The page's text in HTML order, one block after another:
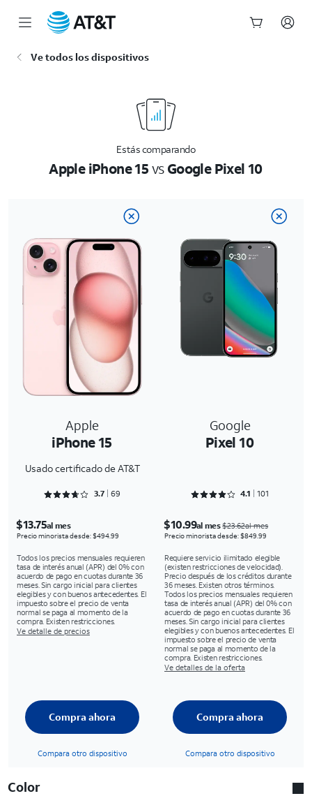
Ve todos los dispositivos
Estás comparando
Apple iPhone 15vsGoogle Pixel 10
Apple
iPhone 15
Usado certificado de AT&T
Google
Pixel 10
Rated 3.7246 out of 5
3.7 69 Rated 4.1287 out of 5
4.1 101
$13.75al mes
Precio minorista desde: $494.99
Todos los precios mensuales requieren
tasa de interés anual (APR) del 0% con
acuerdo de pago en cuotas durante 36
meses. Sin cargo inicial para clientes
elegibles y con buenos antecedentes. El
impuesto sobre el precio de venta
normal se paga al momento de la
compra. Existen restricciones.
Ve detalle de precios
$10.99al mes$23.62al mes
Precio minorista desde: $849.99
Requiere servicio ilimitado elegible
(existen restricciones de velocidad).
Precio después de los créditos durante
36 meses. Existen otros términos.
Todos los precios mensuales requieren
tasa de interés anual (APR) del 0% con
acuerdo de pago en cuotas durante 36
meses. Sin cargo inicial para clientes
elegibles y con buenos antecedentes. El
impuesto sobre el precio de venta
normal se paga al momento de la
compra. Existen restricciones.
Ve detalles de la oferta
Compra ahora
Compara otro dispositivo
Compra ahora
Compara otro dispositivo
Color